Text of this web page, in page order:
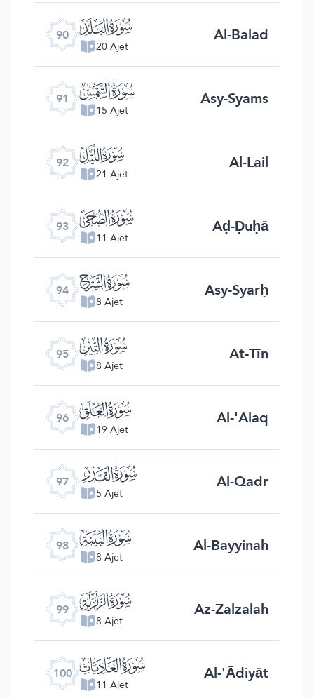
90 ﰇ
20 Ajet Al-Balad
91 ﰈ
15 Ajet Asy-Syams
92 ﰉ
21 Ajet Al-Lail
93 ﰊ
11 Ajet Aḍ-Ḍuḥā
94 ﰋ
8 Ajet Asy-Syarḥ
95 ﰌ
8 Ajet At-Tīn
96 ﰍ
19 Ajet Al-'Alaq
97 ﰎ
5 Ajet Al-Qadr
98 ﰏ
8 Ajet Al-Bayyinah
99 ﰐ
8 Ajet Az-Zalzalah
100 ﰑ
11 Ajet Al-'Ādiyāt